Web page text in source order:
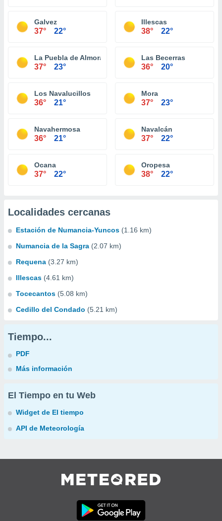
Galvez
37° 22°
Illescas
38° 22°
La Puebla de Almoradiel
37° 23°
Las Becerras
36° 20°
Los Navalucillos
36° 21°
Mora
37° 23°
Navahermosa
36° 21°
Navalcán
37° 22°
Ocana
37° 22°
Oropesa
38° 22°
Localidades cercanas
Estación de Numancia-Yuncos (1.16 km)
Numancia de la Sagra (2.07 km)
Requena (3.27 km)
Illescas (4.61 km)
Tocecantos (5.08 km)
Cedillo del Condado (5.21 km)
Tiempo...
PDF
Más información
El Tiempo en tu Web
Widget de El tiempo
API de Meteorología